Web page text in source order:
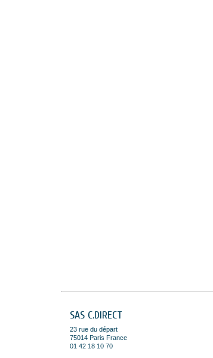
SAS C.DIRECT
23 rue du départ
75014 Paris France
01 42 18 10 70